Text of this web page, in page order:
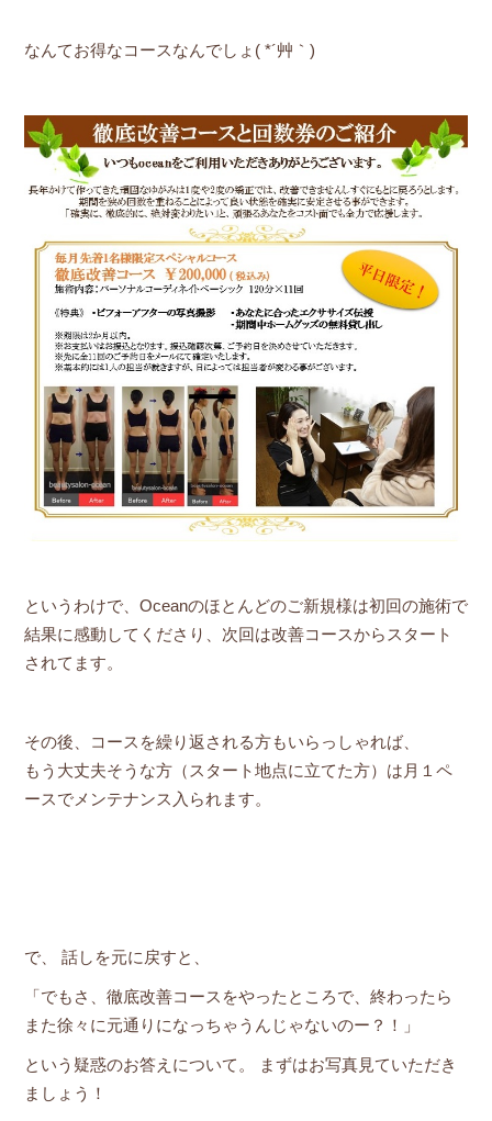
なんてお得なコースなんでしょ( *´艸｀)
というわけで、Oceanのほとんどのご新規様は初回の施術で
結果に感動してくださり、次回は改善コースからスタート
されてます。
その後、コースを繰り返される方もいらっしゃれば、
もう大丈夫そうな方（スタート地点に立てた方）は月１ペ
ースでメンテナンス入られます。
で、 話しを元に戻すと、
「でもさ、徹底改善コースをやったところで、終わったら
また徐々に元通りになっちゃうんじゃないのー？！」
という疑惑のお答えについて。 まずはお写真見ていただき
ましょう！